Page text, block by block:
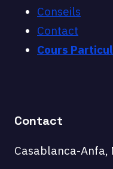
Conseils
Contact
Cours
Contact
Casablanca-Anfa,